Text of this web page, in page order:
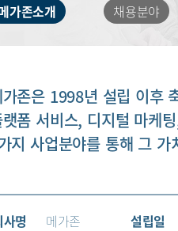
가존소개 채용분야
존은 1998년 설립 이후
폼 서비스, 디지털 마케
지 사업분야를 통해 그 가
명 메가존 설립일